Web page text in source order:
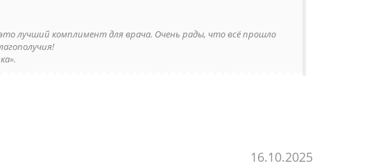
лучший комплимент для врача. Очень рады, что всё прошло
16.10.2025